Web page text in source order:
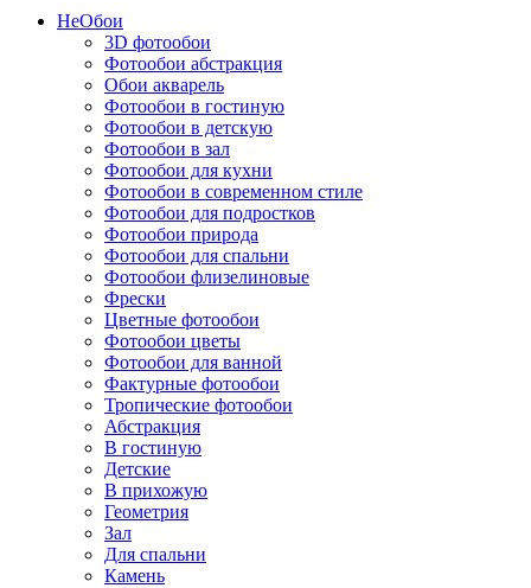
НеОбои
3D фотообои
Фотообои абстракция
Обои акварель
Фотообои в гостиную
Фотообои в детскую
Фотообои в зал
Фотообои для кухни
Фотообои в современном стиле
Фотообои для подростков
Фотообои природа
Фотообои для спальни
Фотообои флизелиновые
Фрески
Цветные фотообои
Фотообои цветы
Фотообои для ванной
Фактурные фотообои
Тропические фотообои
Абстракция
В гостиную
Детские
В прихожую
Геометрия
Зал
Для спальни
Камень